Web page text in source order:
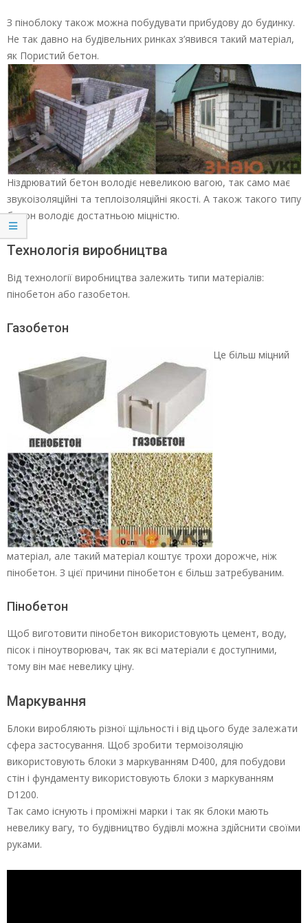
З піноблоку також можна побудувати прибудову до будинку.
Не так давно на будівельних ринках з’явився такий матеріал,
як Пористий бетон.
Ніздрюватий бетон володіє невеликою вагою, так само має
звукоізоляційні та теплоізоляційні якості. А також такого типу
бетон володіє достатньою міцністю.
Технологія виробництва
Від технології виробництва залежить типи матеріалів:
пінобетон або газобетон.
Газобетон
Це більш міцний
матеріал, але такий матеріал коштує трохи дорожче, ніж
пінобетон. З цієї причини пінобетон є більш затребуваним.
Пінобетон
Щоб виготовити пінобетон використовують цемент, воду,
пісок і піноутворювач, так як всі матеріали є доступними,
тому він має невелику ціну.
Маркування
Блоки виробляють різної щільності і від цього буде залежати
сфера застосування. Щоб зробити термоізоляцію
використовують блоки з маркуванням D400, для побудови
стін і фундаменту використовують блоки з маркуванням
D1200.
Так само існують і проміжні марки і так як блоки мають
невелику вагу, то будівництво будівлі можна здійснити своїми
руками.